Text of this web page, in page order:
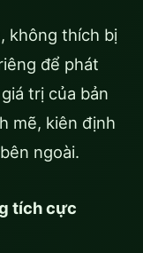
không thích bị
để phát
trị của bản
mẽ, kiên định
ngoài.
tích cực